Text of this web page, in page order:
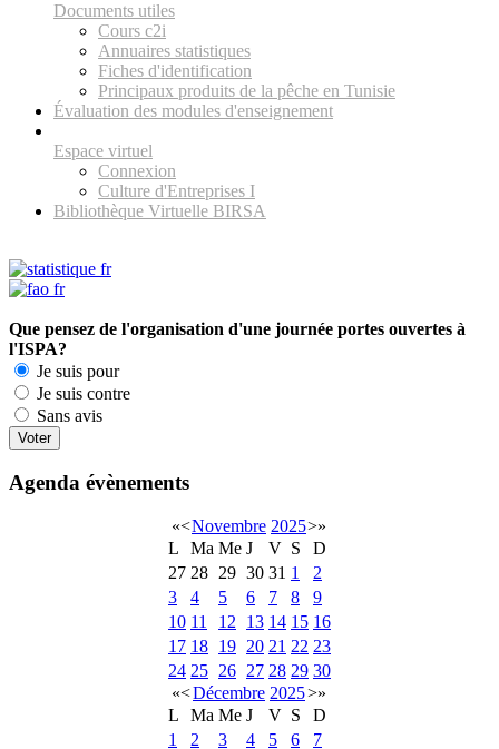
Documents utiles
Cours c2i
Annuaires statistiques
Fiches d'identification
Principaux produits de la pêche en Tunisie
Évaluation des modules d'enseignement
Espace virtuel
Connexion
Culture d'Entreprises I
Bibliothèque Virtuelle BIRSA
Que pensez de l'organisation d'une journée portes ouvertes à
l'ISPA?
Je suis pour
Je suis contre
Sans avis
Agenda évènements
«<Novembre 2025>»
L
Ma Me J V S
D
27 28 29 30 31 1
2
3
4 5 6 7 8
9
10 11 12 13 14 15 16
17 18 19 20 21 22 23
24 25 26 27 28 29 30
«<Décembre 2025>»
L
Ma Me J V S
D
1
2 3 4 5 6
7